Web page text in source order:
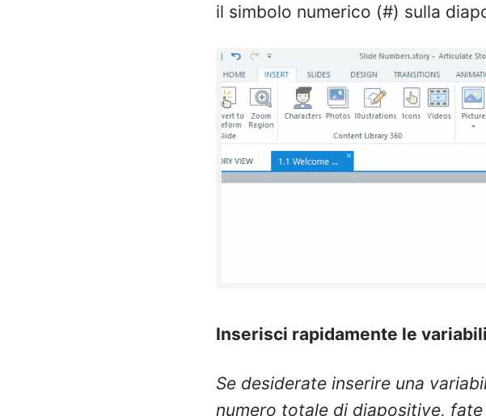
il simbolo numerico (#) sulla
Inserisci rapidamente le
Se desiderate inserire una
numero totale di diapositive,